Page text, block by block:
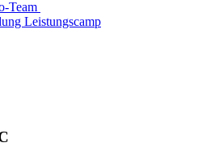
Team
Leistungscamp